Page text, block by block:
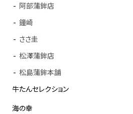
阿部蒲鉾店
鐘崎
ささ圭
松澤蒲鉾店
松島蒲鉾本舗
牛たんセレクション
海の幸